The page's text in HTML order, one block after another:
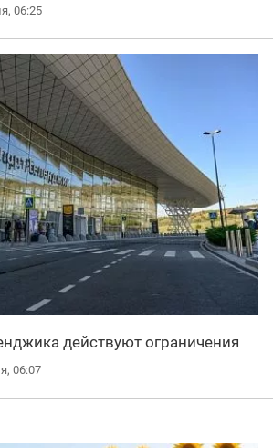
06:25
действуют ограничения
06:07